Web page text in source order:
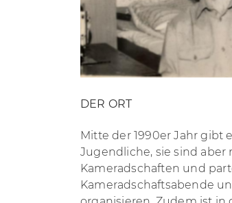
DER ORT
Mitte der 1990er Jahr gibt
Jugendliche, sie sind aber
Kameradschaften und
Kameradschaftsabende